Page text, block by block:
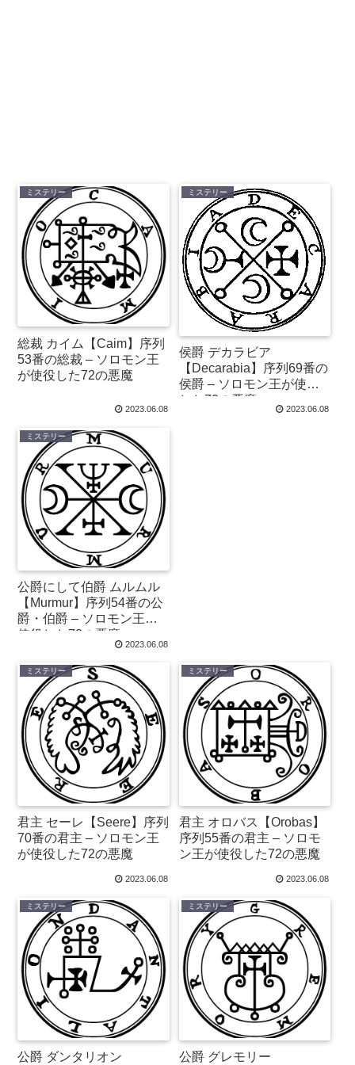
ミステリー
総裁 カイム【Caim】序列
53番の総裁 – ソロモン王
が使役した72の悪魔
2023.06.08
ミステリー
侯爵 デカラビア
【Decarabia】序列69番の
侯爵 – ソロモン王が使役
した72の悪魔
2023.06.08
ミステリー
公爵にして伯爵 ムルムル
【Murmur】序列54番の公
爵・伯爵 – ソロモン王が
使役した72の悪魔
2023.06.08
ミステリー
君主 セーレ【Seere】序列
70番の君主 – ソロモン王
が使役した72の悪魔
2023.06.08
ミステリー
君主 オロバス【Orobas】
序列55番の君主 – ソロモ
ン王が使役した72の悪魔
2023.06.08
ミステリー
公爵 ダンタリオン
ミステリー
公爵 グレモリー